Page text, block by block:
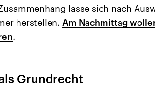
lasse sich nach
herstellen. Am Nachmittag
.
Grundrecht